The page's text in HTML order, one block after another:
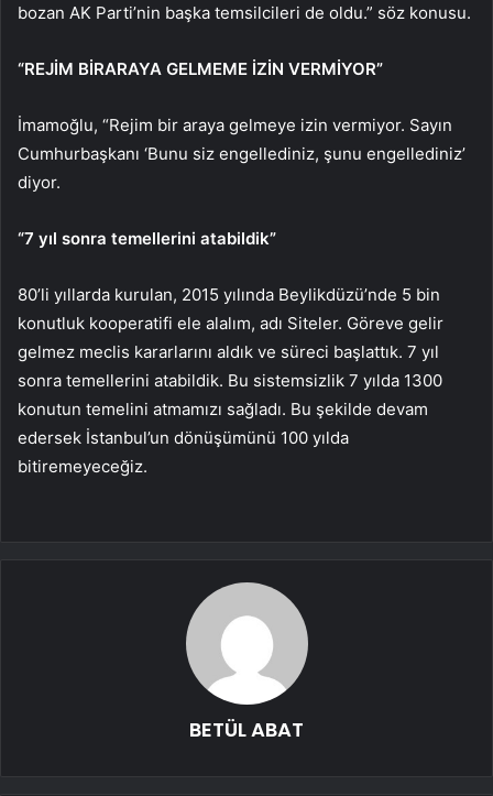
bozan AK Parti’nin başka temsilcileri de oldu.” söz konusu.
“REJİM BİRARAYA GELMEME İZİN VERMİYOR”
İmamoğlu, “Rejim bir araya gelmeye izin vermiyor. Sayın
Cumhurbaşkanı ‘Bunu siz engellediniz, şunu engellediniz’
diyor.
“7 yıl sonra temellerini atabildik”
80’li yıllarda kurulan, 2015 yılında Beylikdüzü’nde 5 bin
konutluk kooperatifi ele alalım, adı Siteler. Göreve gelir
gelmez meclis kararlarını aldık ve süreci başlattık. 7 yıl
sonra temellerini atabildik. Bu sistemsizlik 7 yılda 1300
konutun temelini atmamızı sağladı. Bu şekilde devam
edersek İstanbul’un dönüşümünü 100 yılda
bitiremeyeceğiz.
BETÜL ABAT